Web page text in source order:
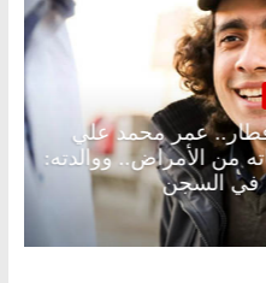
عمر محمد علي
من الأمراض.. ووالدته: